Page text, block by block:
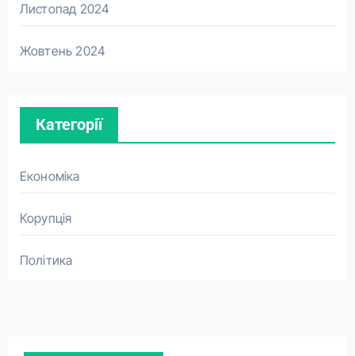
Листопад 2024
Жовтень 2024
Категорії
Економіка
Корупція
Політика